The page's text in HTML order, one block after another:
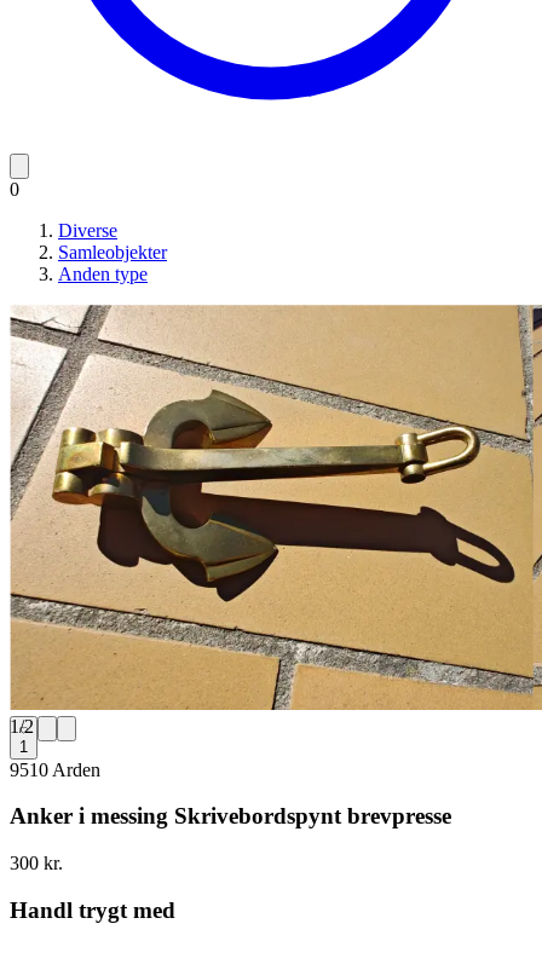
0
Diverse
Samleobjekter
Anden type
1/2
1
9510 Arden
Anker i messing Skrivebordspynt brevpresse
300 kr.
Handl trygt med